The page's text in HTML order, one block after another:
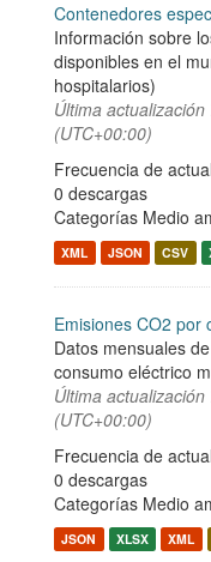
Contenedores
Información sobre
disponibles en el
hospitalarios)
Última actualización
(UTC+00:00)
Frecuencia de
0 descargas
Categorías Medio
XML JSON CSV
Emisiones CO2 por
Datos mensuales
consumo eléctrico
Última actualización
(UTC+00:00)
Frecuencia de
0 descargas
Categorías Medio
JSON XLSX XML